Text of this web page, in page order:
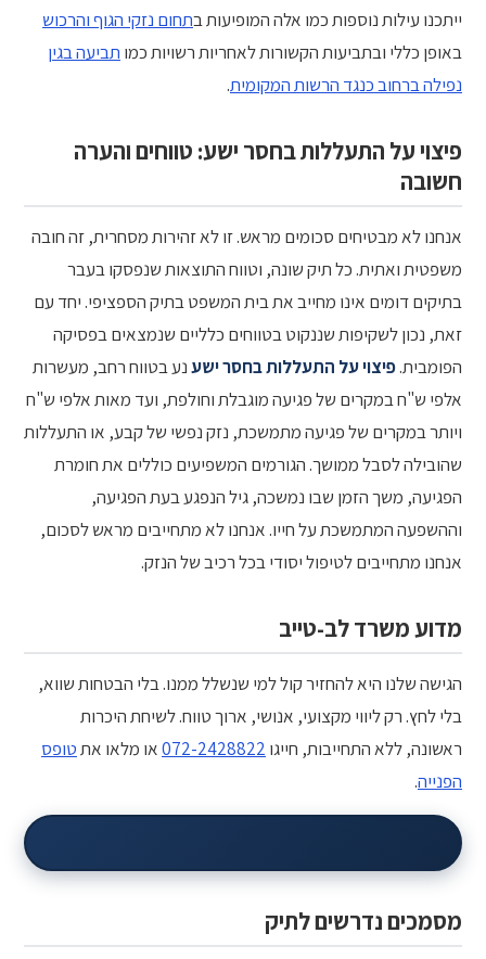
ייתכנו עילות נוספות כמו אלה המופיעות בתחום נזקי הגוף והרכוש
באופן כללי ובתביעות הקשורות לאחריות רשויות כמו תביעה בגין
נפילה ברחוב כנגד הרשות המקומית.
פיצוי על התעללות בחסר ישע: טווחים והערה
חשובה
אנחנו לא מבטיחים סכומים מראש. זו לא זהירות מסחרית, זה חובה
משפטית ואתית. כל תיק שונה, וטווח התוצאות שנפסקו בעבר
בתיקים דומים אינו מחייב את בית המשפט בתיק הספציפי. יחד עם
זאת, נכון לשקיפות שננקוט בטווחים כלליים שנמצאים בפסיקה
הפומבית.פיצוי על התעללות בחסר ישענע בטווח רחב, מעשרות
אלפי ש"ח במקרים של פגיעה מוגבלת וחולפת, ועד מאות אלפי ש"ח
ויותר במקרים של פגיעה מתמשכת, נזק נפשי של קבע, או התעללות
שהובילה לסבל ממושך. הגורמים המשפיעים כוללים את חומרת
הפגיעה, משך הזמן שבו נמשכה, גיל הנפגע בעת הפגיעה,
וההשפעה המתמשכת על חייו. אנחנו לא מתחייבים מראש לסכום,
אנחנו מתחייבים לטיפול יסודי בכל רכיב של הנזק.
מדוע משרד לב-טייב
הגישה שלנו היא להחזיר קול למי שנשלל ממנו. בלי הבטחות שווא,
בלי לחץ. רק ליווי מקצועי, אנושי, ארוך טווח. לשיחת היכרות
ראשונה, ללא התחייבות, חייגו 072-2428822או מלאו אתטופס
הפנייה.
מסמכים נדרשים לתיק